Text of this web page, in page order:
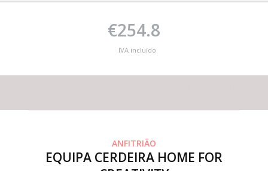
€254.8
IVA incluído
ANFITRIÃO
EQUIPA CERDEIRA HOME FOR